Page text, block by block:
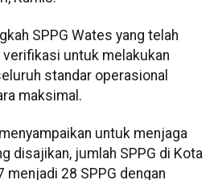
SPPG Wates yang telah
untuk melakukan
standar operasional
maksimal.
untuk menjaga
disajikan, jumlah SPPG di Kota
28 SPPG dengan